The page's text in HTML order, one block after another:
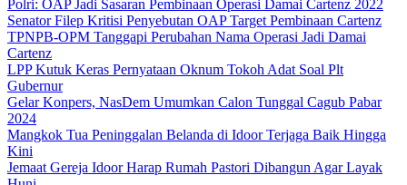
Polri: OAP Jadi Sasaran Pembinaan Operasi Damai Cartenz 2022
Senator Filep Kritisi Penyebutan OAP Target Pembinaan Cartenz
TPNPB-OPM Tanggapi Perubahan Nama Operasi Jadi Damai
Cartenz
LPP Kutuk Keras Pernyataan Oknum Tokoh Adat Soal Plt
Gubernur
Gelar Konpers, NasDem Umumkan Calon Tunggal Cagub Pabar
2024
Mangkok Tua Peninggalan Belanda di Idoor Terjaga Baik Hingga
Kini
Jemaat Gereja Idoor Harap Rumah Pastori Dibangun Agar Layak